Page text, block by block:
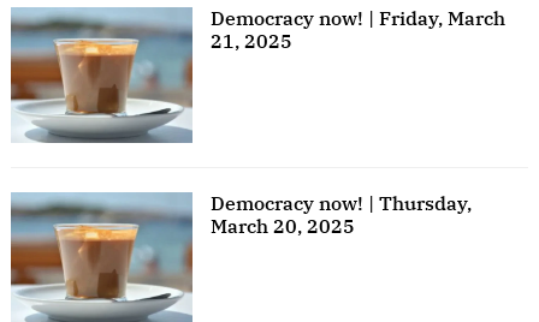
Democracy now! | Friday, March
21, 2025
Democracy now! | Thursday,
March 20, 2025